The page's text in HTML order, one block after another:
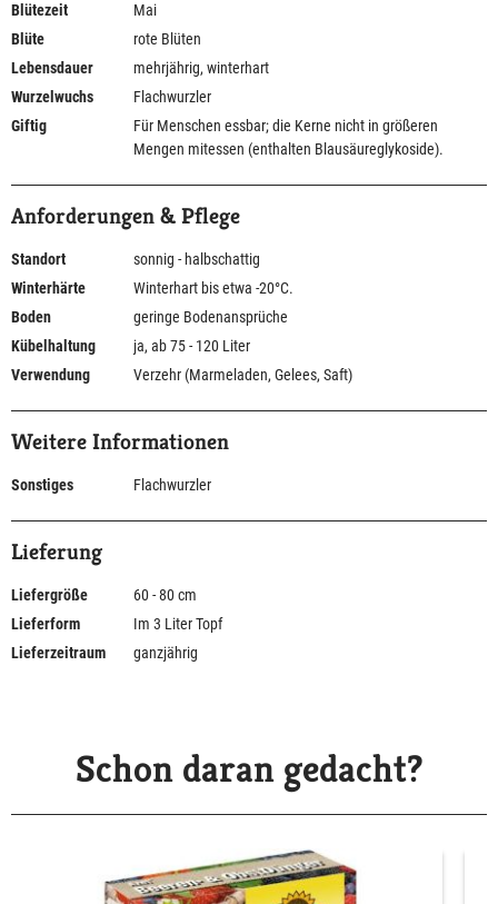
Blütezeit
Mai
Blüte
rote Blüten
Lebensdauer
mehrjährig, winterhart
Wurzelwuchs
Flachwurzler
Giftig
Für Menschen essbar; die Kerne nicht in größeren
Mengen mitessen (enthalten Blausäureglykoside).
Anforderungen & Pflege
Standort
sonnig - halbschattig
Winterhärte
Winterhart bis etwa -20°C.
Boden
geringe Bodenansprüche
Kübelhaltung
ja, ab 75 - 120 Liter
Verwendung
Verzehr (Marmeladen, Gelees, Saft)
Weitere Informationen
Sonstiges Flachwurzler
Lieferung
Liefergröße
60 - 80 cm
Lieferform
Im 3 Liter Topf
Lieferzeitraum
ganzjährig
Schon daran gedacht?